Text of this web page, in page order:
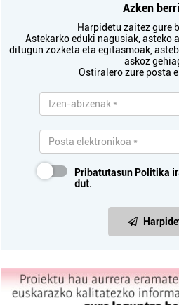
Azken
Harpidetu zaitez gure
Astekarko eduki nagusiak, asteko
ditugun zozketa eta egitasmoak,
askoz
Ostiralero zure posta
Pribatutasun Politika
dut.